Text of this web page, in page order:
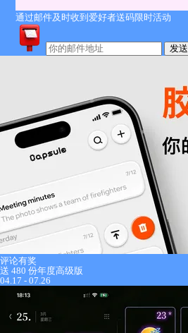
通过邮件及时收到爱好者送码限时活动
发送
评论有奖
送 480 份年度高级版
04.17 - 07.26